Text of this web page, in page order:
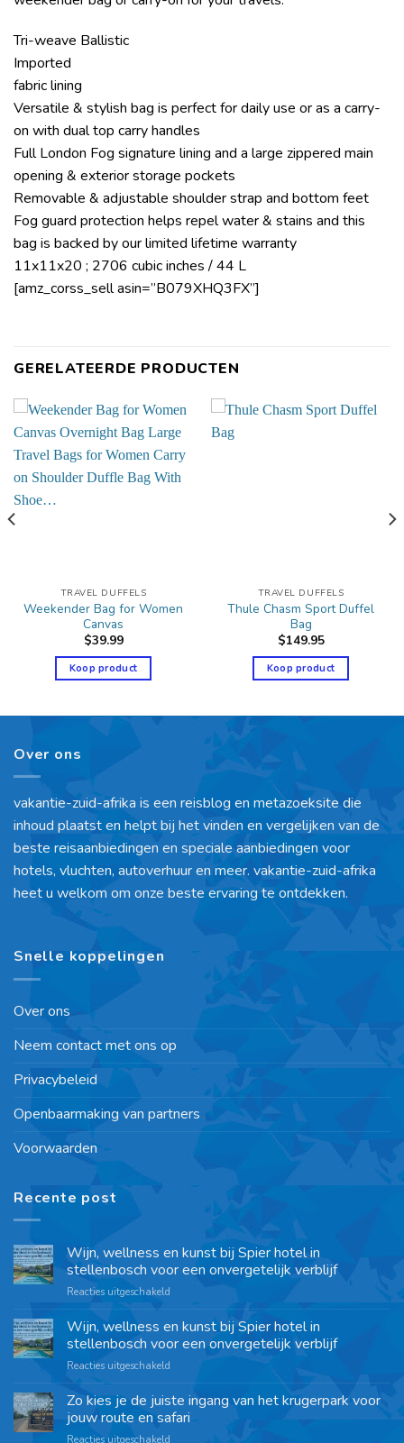
Tri-weave Ballistic
Imported
fabric lining
Versatile & stylish bag is perfect for daily use or as a carry-
on with dual top carry handles
Full London Fog signature lining and a large zippered main
opening & exterior storage pockets
Removable & adjustable shoulder strap and bottom feet
Fog guard protection helps repel water & stains and this
bag is backed by our limited lifetime warranty
11x11x20 ; 2706 cubic inches / 44 L
[amz_corss_sell asin=”B079XHQ3FX”]
GERELATEERDE PRODUCTEN
TRAVEL DUFFELS
Weekender Bag for Women
Canvas
$39.99
Koop product
TRAVEL DUFFELS
Thule Chasm Sport Duffel
Bag
$149.95
Koop product
Over ons
vakantie-zuid-afrika is een reisblog en metazoeksite die
inhoud plaatst en helpt bij het vinden en vergelijken van de
beste reisaanbiedingen en speciale aanbiedingen voor
hotels, vluchten, autoverhuur en meer. vakantie-zuid-afrika
heet u welkom om onze beste ervaring te ontdekken.
Snelle koppelingen
Over ons
Neem contact met ons op
Privacybeleid
Openbaarmaking van partners
Voorwaarden
Recente post
Wijn, wellness en kunst bij Spier hotel in
stellenbosch voor een onvergetelijk verblijf
Reacties uitgeschakeld
Wijn, wellness en kunst bij Spier hotel in
stellenbosch voor een onvergetelijk verblijf
Reacties uitgeschakeld
Zo kies je de juiste ingang van het krugerpark voor
jouw route en safari
Reacties uitgeschakeld